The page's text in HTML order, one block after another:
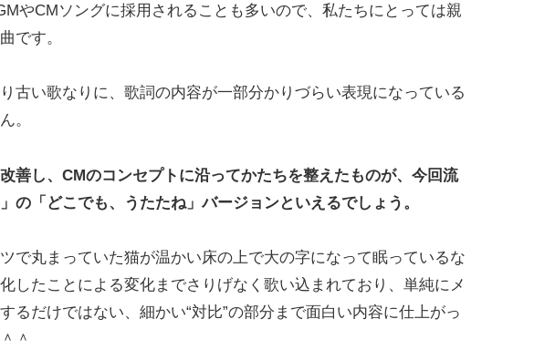
やCMソングに採用されることも多いので、私たちにとっては親
です。
古い歌なりに、歌詞の内容が一部分かりづらい表現になっている
。
善し、CMのコンセプトに沿ってかたちを整えたものが、今回流
の「どこでも、うたたね」バージョンといえるでしょう。
で丸まっていた猫が温かい床の上で大の字になって眠っているな
したことによる変化までさりげなく歌い込まれており、単純にメ
るだけではない、細かい“対比”の部分まで面白い内容に仕上がっ
＾